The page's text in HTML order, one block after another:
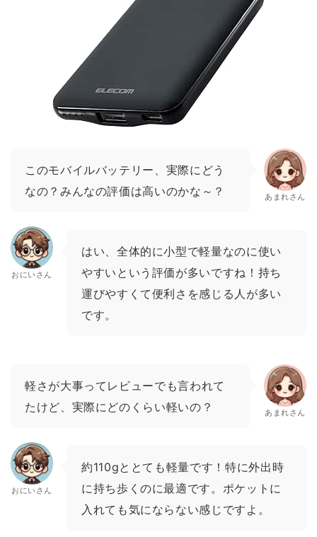
このモバイルバッテリー、実際にどう
なの？みんなの評価は高いのかな～？
あまれさん
おにいさん
はい、全体的に小型で軽量なのに使い
やすいという評価が多いですね！持ち
運びやすくて便利さを感じる人が多い
です。
軽さが大事ってレビューでも言われて
たけど、実際にどのくらい軽いの？
あまれさん
おにいさん
約110gととても軽量です！特に外出時
に持ち歩くのに最適です。ポケットに
入れても気にならない感じですよ。